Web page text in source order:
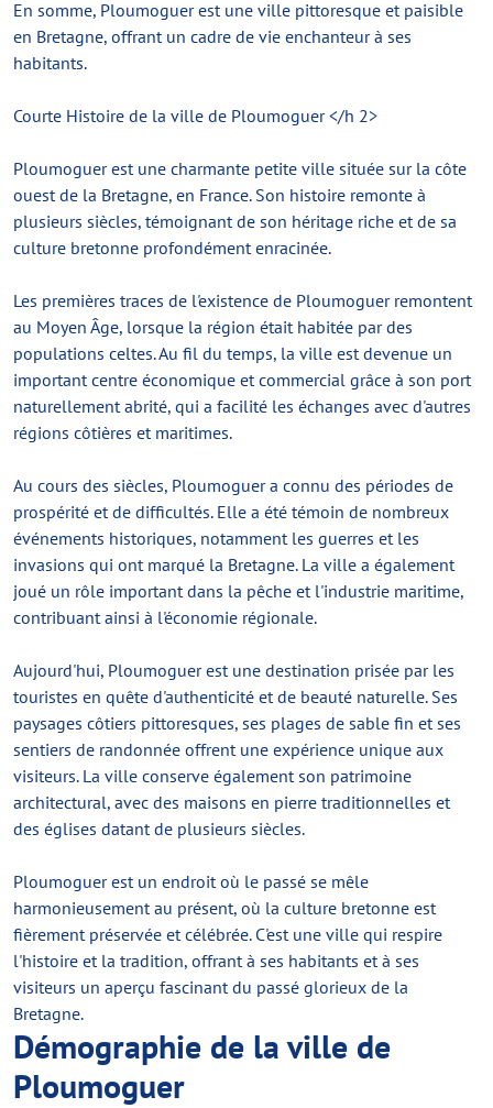
En somme, Ploumoguer est une ville pittoresque et paisible
en Bretagne, offrant un cadre de vie enchanteur à ses
habitants.
Courte Histoire de la ville de Ploumoguer </h 2>
Ploumoguer est une charmante petite ville située sur la côte
ouest de la Bretagne, en France. Son histoire remonte à
plusieurs siècles, témoignant de son héritage riche et de sa
culture bretonne profondément enracinée.
Les premières traces de l'existence de Ploumoguer remontent
au Moyen Âge, lorsque la région était habitée par des
populations celtes. Au fil du temps, la ville est devenue un
important centre économique et commercial grâce à son port
naturellement abrité, qui a facilité les échanges avec d'autres
régions côtières et maritimes.
Au cours des siècles, Ploumoguer a connu des périodes de
prospérité et de difficultés. Elle a été témoin de nombreux
événements historiques, notamment les guerres et les
invasions qui ont marqué la Bretagne. La ville a également
joué un rôle important dans la pêche et l'industrie maritime,
contribuant ainsi à l'économie régionale.
Aujourd'hui, Ploumoguer est une destination prisée par les
touristes en quête d'authenticité et de beauté naturelle. Ses
paysages côtiers pittoresques, ses plages de sable fin et ses
sentiers de randonnée offrent une expérience unique aux
visiteurs. La ville conserve également son patrimoine
architectural, avec des maisons en pierre traditionnelles et
des églises datant de plusieurs siècles.
Ploumoguer est un endroit où le passé se mêle
harmonieusement au présent, où la culture bretonne est
fièrement préservée et célébrée. C'est une ville qui respire
l'histoire et la tradition, offrant à ses habitants et à ses
visiteurs un aperçu fascinant du passé glorieux de la
Bretagne.
Démographie de la ville de
Ploumoguer